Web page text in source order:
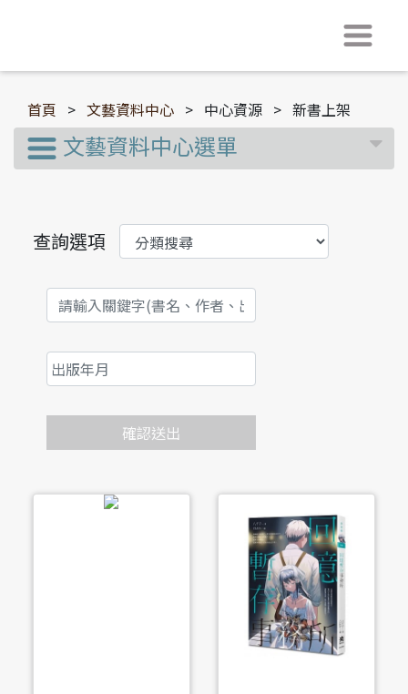
首頁 > 文藝資料中心 > 中心資源 > 新書上架
文藝資料中心選單
查詢選項
確認送出